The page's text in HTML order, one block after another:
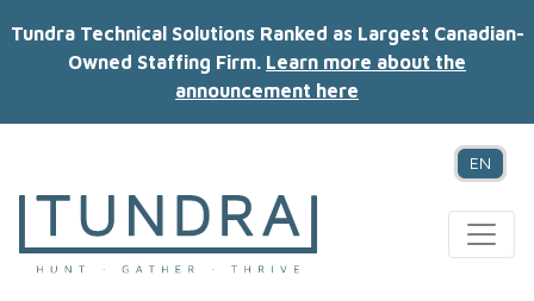
Tundra Technical Solutions Ranked as Largest Canadian-
Owned Staffing Firm. Learn more about the
announcement here
EN
MAIN NAVIGATION